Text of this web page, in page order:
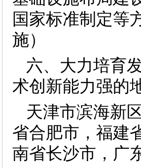
国家标准制定等
施）
六、大力培育
术创新能力强的
天津市滨海新
省合肥市，福建
南省长沙市，广